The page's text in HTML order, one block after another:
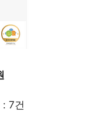
7건